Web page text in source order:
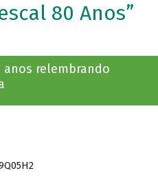
80 Anos”
anos relembrando